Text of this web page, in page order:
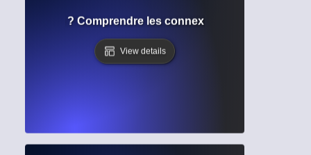
citations ? Comprendre les connexions entre les
View details